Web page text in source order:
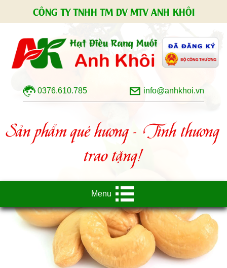
CÔNG TY TNHH TM DV MTV ANH KHÔI
0376.610.785 info@anhkhoi.vn
Sản phẩm quê hương - Tình thương
trao tặng!
Menu